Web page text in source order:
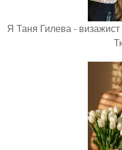
Я Таня Гилева -